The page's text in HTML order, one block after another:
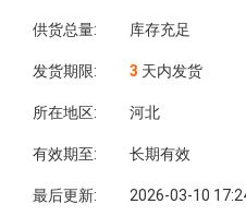
供货总量: 库存充足
发货期限: 3 天内发货
所在地区: 河北
有效期至: 长期有效
最后更新: 2026-03-10